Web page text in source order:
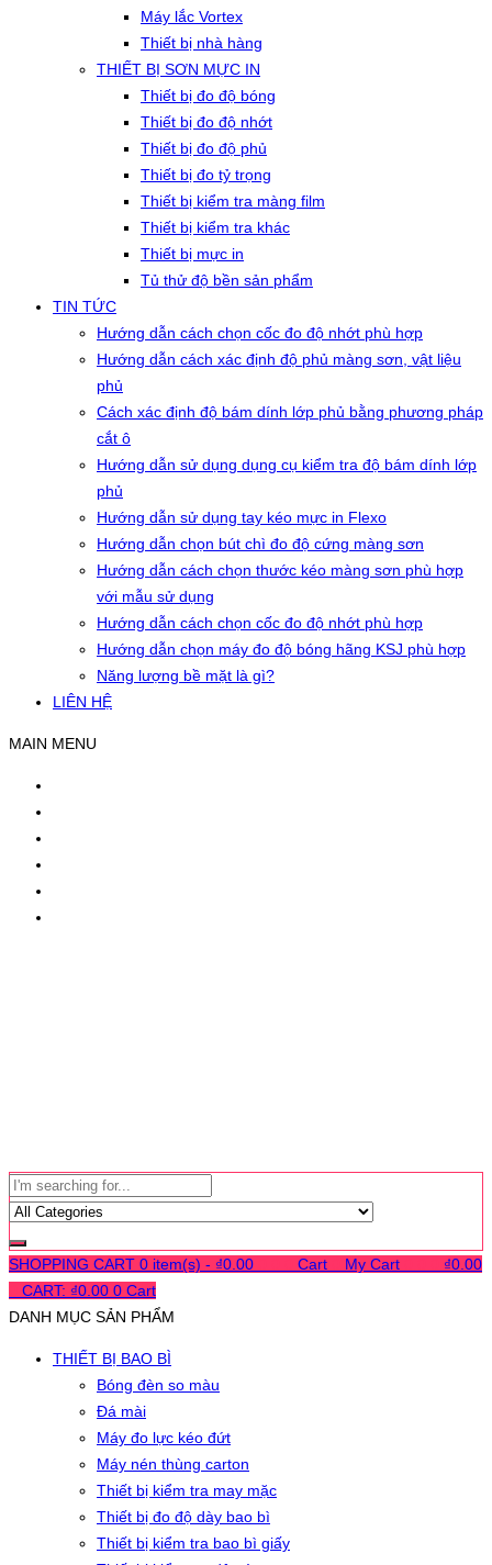
Máy lắc Vortex
Thiết bị nhà hàng
THIẾT BỊ SƠN MỰC IN
Thiết bị đo độ bóng
Thiết bị đo độ nhớt
Thiết bị đo độ phủ
Thiết bị đo tỷ trọng
Thiết bị kiểm tra màng film
Thiết bị kiểm tra khác
Thiết bị mực in
Tủ thử độ bền sản phẩm
TIN TỨC
Hướng dẫn cách chọn cốc đo độ nhớt phù hợp
Hướng dẫn cách xác định độ phủ màng sơn, vật liệu
phủ
Cách xác định độ bám dính lớp phủ bằng phương pháp
cắt ô
Hướng dẫn sử dụng dụng cụ kiểm tra độ bám dính lớp
phủ
Hướng dẫn sử dụng tay kéo mực in Flexo
Hướng dẫn chọn bút chì đo độ cứng màng sơn
Hướng dẫn cách chọn thước kéo màng sơn phù hợp
với mẫu sử dụng
Hướng dẫn cách chọn cốc đo độ nhớt phù hợp
Hướng dẫn chọn máy đo độ bóng hãng KSJ phù hợp
Năng lượng bề mặt là gì?
LIÊN HỆ
MAIN MENU
SHOPPING CART 0 item(s) - ₫0.00 Cart My Cart ₫0.00
CART: ₫0.00 0 Cart
DANH MỤC SẢN PHẨM
THIẾT BỊ BAO BÌ
Bóng đèn so màu
Đá mài
Máy đo lực kéo đứt
Máy nén thùng carton
Thiết bị kiểm tra may mặc
Thiết bị đo độ dày bao bì
Thiết bị kiểm tra bao bì giấy